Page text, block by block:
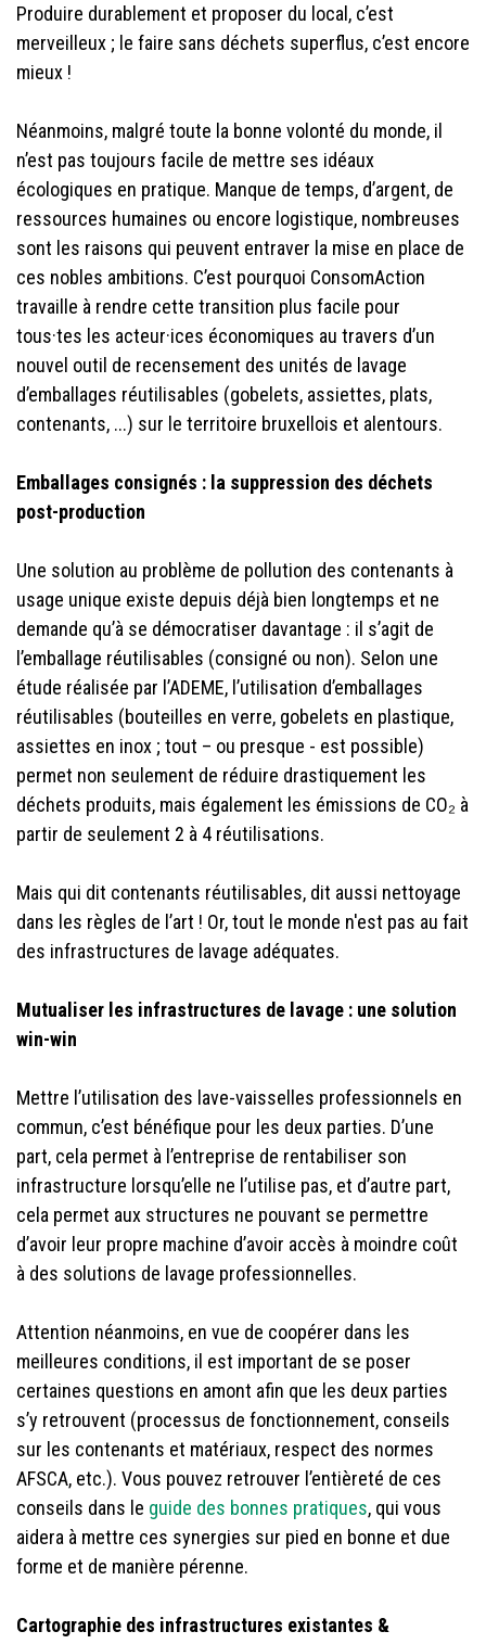
Produire durablement et proposer du local, c’est
merveilleux ; le faire sans déchets superflus, c’est encore
mieux !
Néanmoins, malgré toute la bonne volonté du monde, il
n’est pas toujours facile de mettre ses idéaux
écologiques en pratique. Manque de temps, d’argent, de
ressources humaines ou encore logistique, nombreuses
sont les raisons qui peuvent entraver la mise en place de
ces nobles ambitions. C’est pourquoi ConsomAction
travaille à rendre cette transition plus facile pour
tous·tes les acteur·ices économiques au travers d’un
nouvel outil de recensement des unités de lavage
d’emballages réutilisables (gobelets, assiettes, plats,
contenants, ...) sur le territoire bruxellois et alentours.
Emballages consignés : la suppression des déchets
post-production
Une solution au problème de pollution des contenants à
usage unique existe depuis déjà bien longtemps et ne
demande qu’à se démocratiser davantage : il s’agit de
l’emballage réutilisables (consigné ou non). Selon une
étude réalisée par l’ADEME, l’utilisation d’emballages
réutilisables (bouteilles en verre, gobelets en plastique,
assiettes en inox ; tout – ou presque - est possible)
permet non seulement de réduire drastiquement les
déchets produits, mais également les émissions de CO₂ à
partir de seulement 2 à 4 réutilisations.
Mais qui dit contenants réutilisables, dit aussi nettoyage
dans les règles de l’art ! Or, tout le monde n'est pas au fait
des infrastructures de lavage adéquates.
Mutualiser les infrastructures de lavage : une solution
win-win
Mettre l’utilisation des lave-vaisselles professionnels en
commun, c’est bénéfique pour les deux parties. D’une
part, cela permet à l’entreprise de rentabiliser son
infrastructure lorsqu’elle ne l’utilise pas, et d’autre part,
cela permet aux structures ne pouvant se permettre
d’avoir leur propre machine d’avoir accès à moindre coût
à des solutions de lavage professionnelles.
Attention néanmoins, en vue de coopérer dans les
meilleures conditions, il est important de se poser
certaines questions en amont afin que les deux parties
s’y retrouvent (processus de fonctionnement, conseils
sur les contenants et matériaux, respect des normes
AFSCA, etc.). Vous pouvez retrouver l’entièreté de ces
conseils dans le guide des bonnes pratiques, qui vous
aidera à mettre ces synergies sur pied en bonne et due
forme et de manière pérenne.
Cartographie des infrastructures existantes &